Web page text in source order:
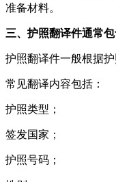
准备材料。
三、护照翻译件通常
护照翻译件一般根据
常见翻译内容包括：
护照类型；
签发国家；
护照号码；